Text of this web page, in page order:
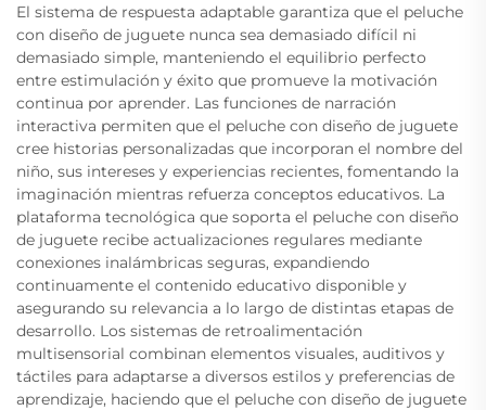
El sistema de respuesta adaptable garantiza que el peluche
con diseño de juguete nunca sea demasiado difícil ni
demasiado simple, manteniendo el equilibrio perfecto
entre estimulación y éxito que promueve la motivación
continua por aprender. Las funciones de narración
interactiva permiten que el peluche con diseño de juguete
cree historias personalizadas que incorporan el nombre del
niño, sus intereses y experiencias recientes, fomentando la
imaginación mientras refuerza conceptos educativos. La
plataforma tecnológica que soporta el peluche con diseño
de juguete recibe actualizaciones regulares mediante
conexiones inalámbricas seguras, expandiendo
continuamente el contenido educativo disponible y
asegurando su relevancia a lo largo de distintas etapas de
desarrollo. Los sistemas de retroalimentación
multisensorial combinan elementos visuales, auditivos y
táctiles para adaptarse a diversos estilos y preferencias de
aprendizaje, haciendo que el peluche con diseño de juguete